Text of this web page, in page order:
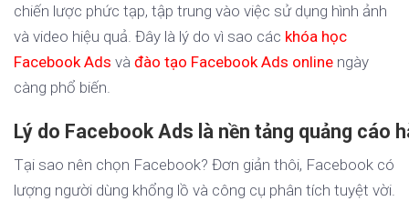
chiến lược phức tạp, tập trung vào việc sử dụng hình ảnh
và video hiệu quả. Đây là lý do vì sao các khóa học
Facebook Ads và đào tạo Facebook Ads online ngày
càng phổ biến.
Lý do Facebook Ads là nền tảng quảng cáo
Tại sao nên chọn Facebook? Đơn giản thôi, Facebook có
lượng người dùng khổng lồ và công cụ phân tích tuyệt vời.